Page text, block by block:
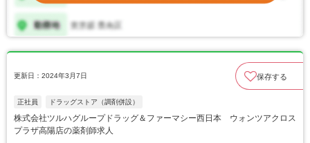
更新日：2024年3月7日 保存する
正社員 ドラッグストア（調剤併設）
株式会社ツルハグループドラッグ＆ファーマシー西日本 ウォンツアクロス
プラザ高陽店の薬剤師求人